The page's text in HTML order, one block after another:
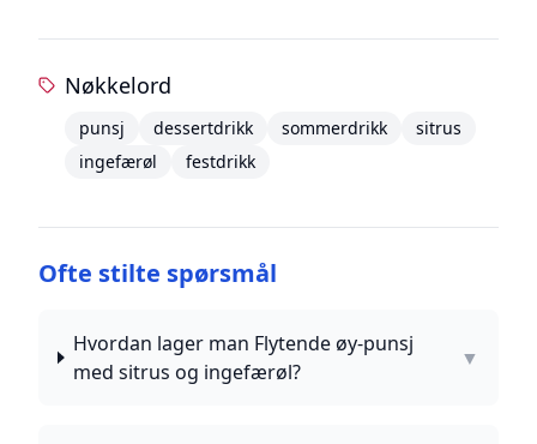
Nøkkelord
punsj dessertdrikk sommerdrikk
sitrus
ingefærøl
festdrikk
Ofte stilte spørsmål
Hvordan lager man Flytende øy-punsj
med sitrus og ingefærøl?
▼